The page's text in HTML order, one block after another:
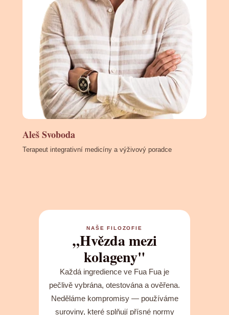
Aleš Svoboda
Terapeut integrativní medicíny a výživový poradce
NAŠE FILOZOFIE
„Hvězda mezi
kolageny"
Každá ingredience ve Fua Fua je
pečlivě vybrána, otestována a ověřena.
Neděláme kompromisy — používáme
suroviny, které splňují přísné normy